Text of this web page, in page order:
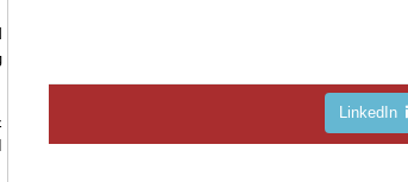
LinkedIn